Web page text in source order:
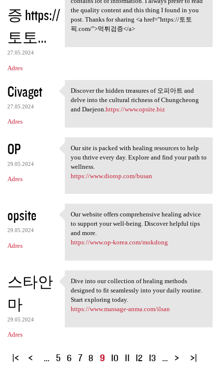
증 https://
토토...
27.05.2024
Adres
the quality content and this thing I found in you
post. Thanks for sharing <a href="https://토토
픽.com/">먹튀검증</a>
Civaget
27.05.2024
Adres
Discover the hidden treasures
Discover the hidden treasures of 오피아트 and
delve into the cultural richness of Chungcheong
and Daejeon.https://www.opsite.biz
OP
29.05.2024
Adres
Our site is packed with
Our site is packed with healing resources to help
you thrive every day. Explore and find your path to
wellness.
https://www.diorop.com/busan
opsite
29.05.2024
Adres
Our website offers
Our website offers comprehensive healing advice
to support your well-being. Discover helpful tips
and more.
https://www.op-korea.com/mokdong
스타안
마
29.05.2024
Adres
Dive into our collection of
Dive into our collection of healing methods
designed to fit seamlessly into your daily routine.
Start exploring today.
https://www.massage-anma.com/ilsan
S
… 5 6 7 8 9 10 11 12 13 …